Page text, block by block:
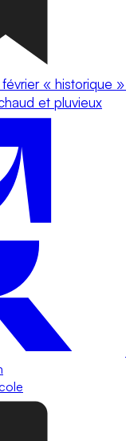
« historique
et pluvieux